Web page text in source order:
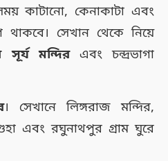
কাটানো, কেনাকাটা এবং
থাকবে। সেখান থেকে নিয়ে
সূর্য মন্দিরএবং চন্দ্রভাগা
। সেখানে লিঙ্গরাজ মন্দির,
এবং রঘুনাথপুর গ্রাম ঘুরে